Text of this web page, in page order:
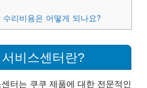
수리비용은 어떻게 되나요?
비스센터란?
터는 쿠쿠 제품에 대한 전문적인